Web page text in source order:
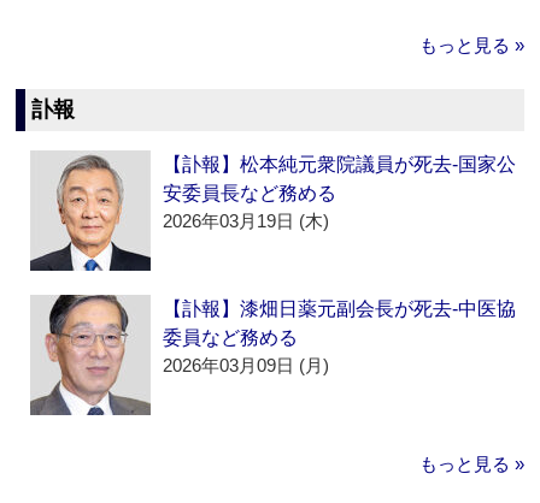
もっと見る »
訃報
【訃報】松本純元衆院議員が死去‐国家公
安委員長など務める
2026年03月19日 (木)
【訃報】漆畑日薬元副会長が死去‐中医協
委員など務める
2026年03月09日 (月)
もっと見る »